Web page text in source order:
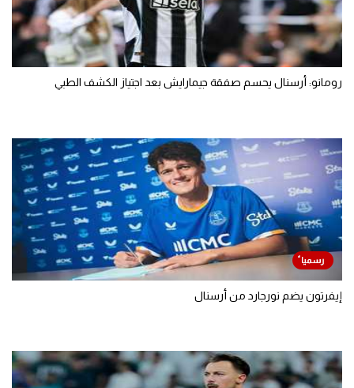
رومانو: أرسنال يحسم صفقة جيمارايش بعد اجتياز الكشف الطبي
إيفرتون يضم نورجارد من أرسنال